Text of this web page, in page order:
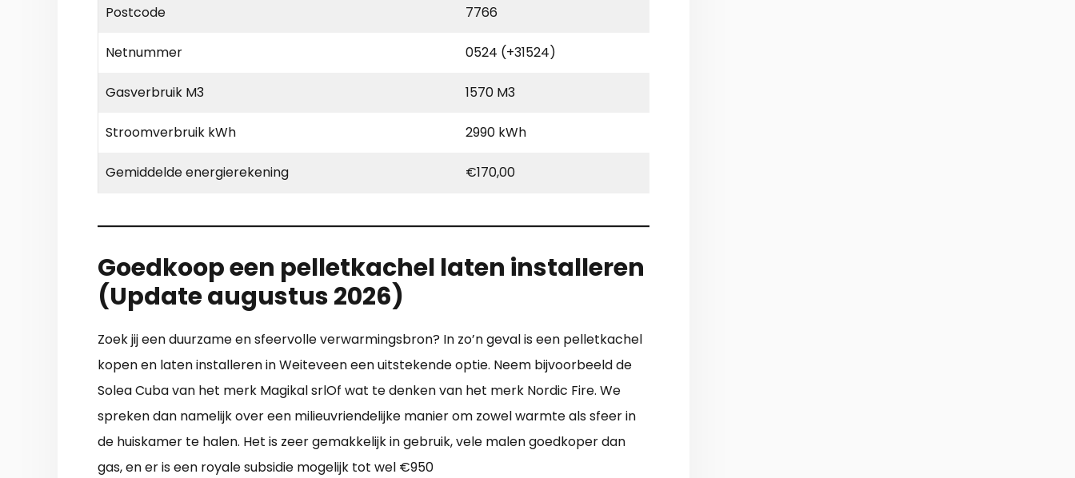
Postcode 7766
Netnummer 0524 (+31524)
Gasverbruik M3 1570 M3
Stroomverbruik kWh 2990 kWh
Gemiddelde energierekening €170,00
Goedkoop een pelletkachel laten installeren
(Update augustus 2026)
Zoek jij een duurzame en sfeervolle verwarmingsbron? In zo’n geval is een pelletkachel
kopen en laten installeren in Weiteveen een uitstekende optie. Neem bijvoorbeeld de
Solea Cuba van het merk Magikal srlOf wat te denken van het merk Nordic Fire. We
spreken dan namelijk over een milieuvriendelijke manier om zowel warmte als sfeer in
de huiskamer te halen. Het is zeer gemakkelijk in gebruik, vele malen goedkoper dan
gas, en er is een royale subsidie mogelijk tot wel €950